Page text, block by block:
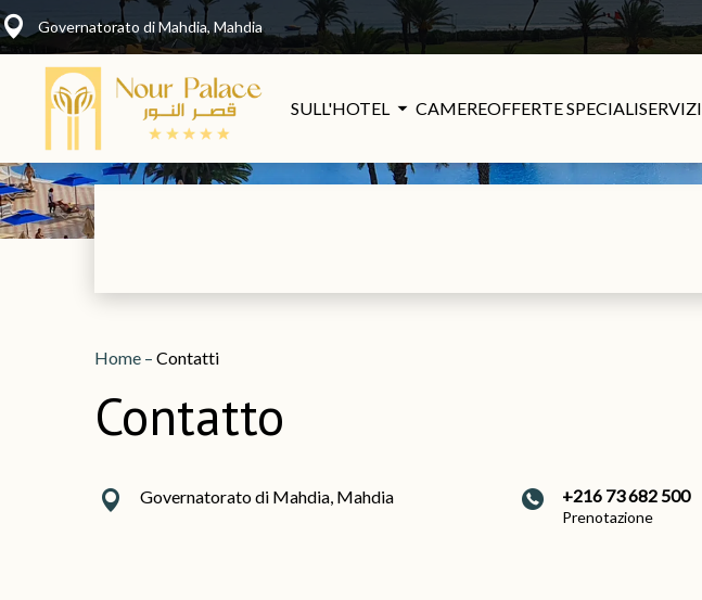
Governatorato di Mahdia, Mahdia
SULL'HOTEL CAMEREOFFERTE SPECIALISERVIZI
Home – Contatti
Contatto
Governatorato di Mahdia, Mahdia +216 73 682 500
Prenotazione